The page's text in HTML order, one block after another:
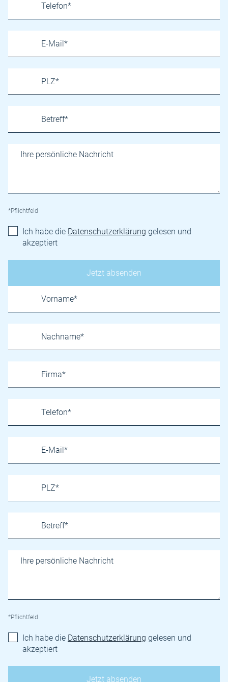
*Pflichtfeld
Ich habe die Datenschutzerklärung gelesen und
akzeptiert
*Pflichtfeld
Ich habe die Datenschutzerklärung gelesen und
akzeptiert